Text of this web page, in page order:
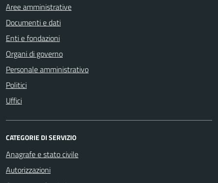
Aree amministrative
Documenti e dati
Enti e fondazioni
Organi di governo
Personale amministrativo
Politici
Uffici
CATEGORIE DI SERVIZIO
Anagrafe e stato civile
Autorizzazioni